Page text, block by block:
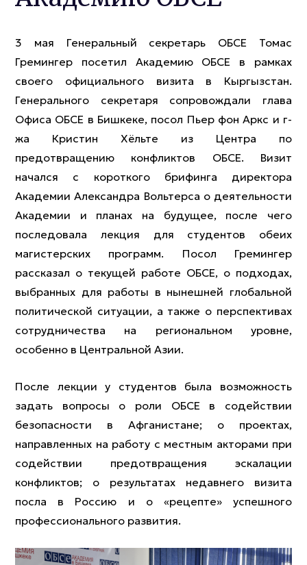
3 мая Генеральный секретарь ОБСЕ Томас
Гремингер посетил Академию ОБСЕ в рамках
своего официального визита в Кыргызстан.
Генерального секретаря сопровождали глава
Офиса ОБСЕ в Бишкеке, посол Пьер фон Аркс и г-
жа Кристин Хёльте из Центра по
предотвращению конфликтов ОБСЕ. Визит
начался с короткого брифинга директора
Академии Александра Вольтерса о деятельности
Академии и планах на будущее, после чего
последовала лекция для студентов обеих
магистерских программ. Посол Гремингер
рассказал о текущей работе ОБСЕ, о подходах,
выбранных для работы в нынешней глобальной
политической ситуации, а также о перспективах
сотрудничества на региональном уровне,
особенно в Центральной Азии.
После лекции у студентов была возможность
задать вопросы о роли ОБСЕ в содействии
безопасности в Афганистане; о проектах,
направленных на работу с местным акторами при
содействии предотвращения эскалации
конфликтов; о результатах недавнего визита
посла в Россию и о «рецепте» успешного
профессионального развития.